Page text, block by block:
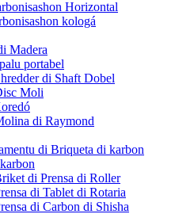
Horizontal
kologá
Madera
portabel
di Shaft Dobel
Moli
di Raymond
di Briqueta di karbon
di Prensa di Roller
di Tablet di Rotaria
di Carbon di Shisha